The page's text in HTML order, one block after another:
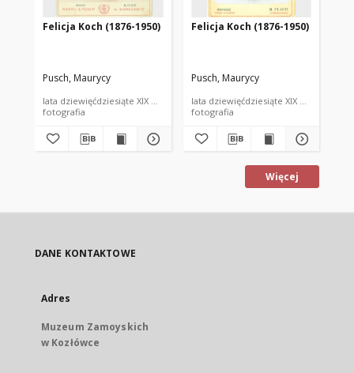
Felicja Koch (1876-1950)
Pusch, Maurycy
lata dziewięćdziesiąte XIX wieku
fotografia
Felicja Koch (1876-1950)
Pusch, Maurycy
lata dziewięćdziesiąte XIX wieku
fotografia
Więcej
DANE KONTAKTOWE
Adres
Muzeum Zamoyskich
w Kozłówce